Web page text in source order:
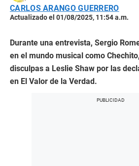
CARLOS ARANGO GUERRERO
Actualizado el 01/08/2025, 11:54 a.m.
Durante una entrevista, Sergio
en el mundo musical como
disculpas a Leslie Shaw por las
en El Valor de la Verdad.